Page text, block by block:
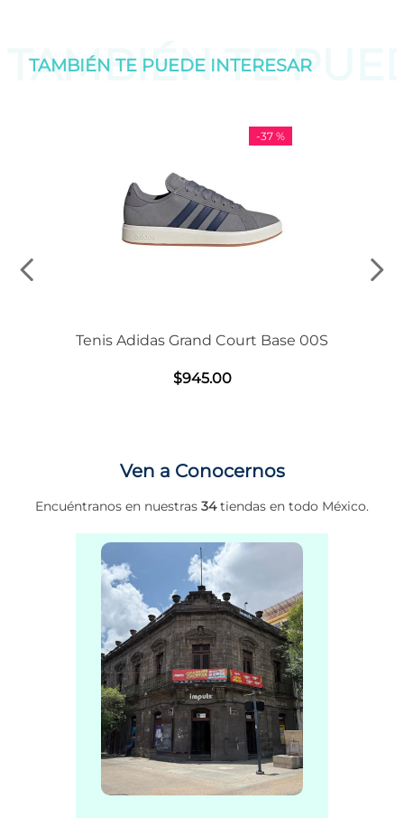
TAMBIÉN TE
TAMBIÉN TE PUEDE INTERESAR
-37 %
Tenis Adidas Grand Court Base 00S
$945.00
Ven a Conocernos
Encuéntranos en nuestras 34tiendas en todo México.